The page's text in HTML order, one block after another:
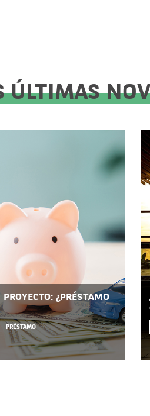
ÚLTIMAS
¿PRÉSTAMO
PRÉSTAMO